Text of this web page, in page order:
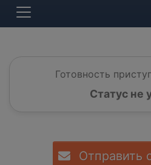
Готовность
Статус не
Отправить